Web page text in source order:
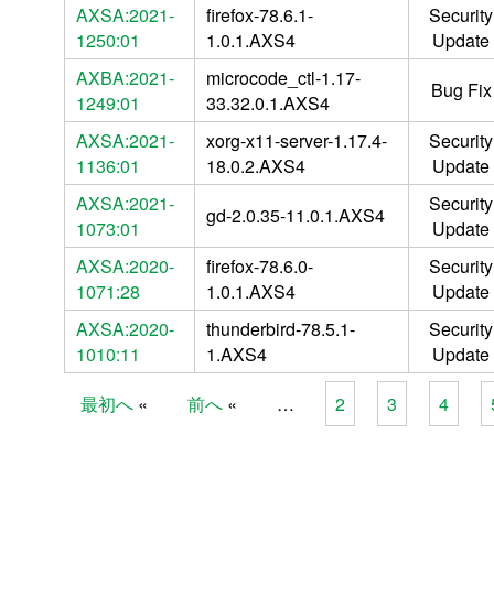
AXSA:2021-
1250:01
firefox-78.6.1-
1.0.1.AXS4
Security
Update
AXBA:2021-
1249:01
microcode_ctl-1.17-
33.32.0.1.AXS4
Bug Fix
AXSA:2021-
1136:01
xorg-x11-server-1.17.4-
18.0.2.AXS4
Security
Update
AXSA:2021-
1073:01
gd-2.0.35-11.0.1.AXS4
Security
Update
AXSA:2020-
1071:28
firefox-78.6.0-
1.0.1.AXS4
Security
Update
AXSA:2020-
1010:11
thunderbird-78.5.1-
1.AXS4
Security
Update
最初へ 前へ … 2 3 4